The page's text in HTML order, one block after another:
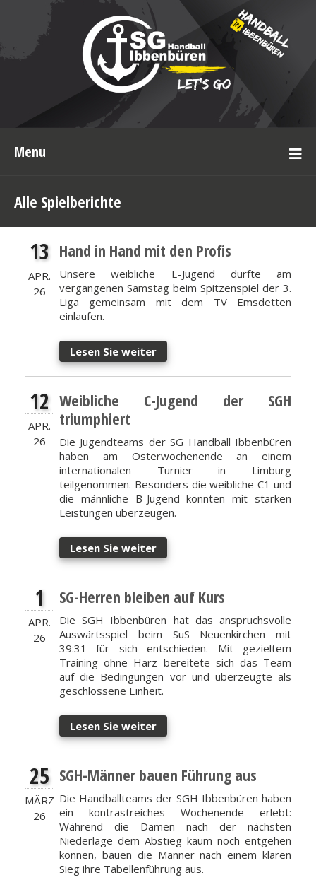
Menu
Alle Spielberichte
13
APR.
26
Hand in Hand mit den Profis
Unsere weibliche E-Jugend durfte am
vergangenen Samstag beim Spitzenspiel der 3.
Liga gemeinsam mit dem TV Emsdetten
einlaufen.
Lesen Sie weiter
12
APR.
26
Weibliche C-Jugend der SGH
triumphiert
Die Jugendteams der SG Handball Ibbenbüren
haben am Osterwochenende an einem
internationalen Turnier in Limburg
teilgenommen. Besonders die weibliche C1 und
die männliche B-Jugend konnten mit starken
Leistungen überzeugen.
Lesen Sie weiter
1
APR.
26
SG-Herren bleiben auf Kurs
Die SGH Ibbenbüren hat das anspruchsvolle
Auswärtsspiel beim SuS Neuenkirchen mit
39:31 für sich entschieden. Mit gezieltem
Training ohne Harz bereitete sich das Team
auf die Bedingungen vor und überzeugte als
geschlossene Einheit.
Lesen Sie weiter
25
MÄRZ
26
SGH-Männer bauen Führung aus
Die Handballteams der SGH Ibbenbüren haben
ein kontrastreiches Wochenende erlebt:
Während die Damen nach der nächsten
Niederlage dem Abstieg kaum noch entgehen
können, bauen die Männer nach einem klaren
Sieg ihre Tabellenführung aus.